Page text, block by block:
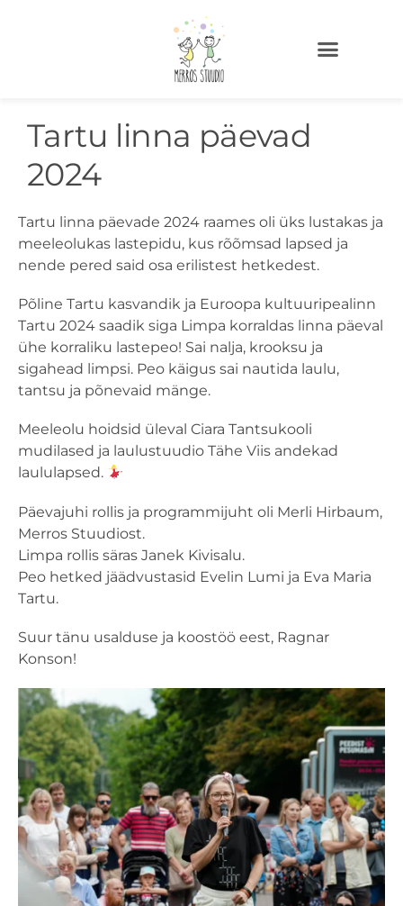
Tartu linna päevad
2024
Tartu linna päevade 2024 raames oli üks lustakas ja
meeleolukas lastepidu, kus rõõmsad lapsed ja
nende pered said osa erilistest hetkedest.
Põline Tartu kasvandik ja Euroopa kultuuripealinn
Tartu 2024 saadik siga Limpa korraldas linna päeval
ühe korraliku lastepeo! Sai nalja, krooksu ja
sigahead limpsi. Peo käigus sai nautida laulu,
tantsu ja põnevaid mänge.
Meeleolu hoidsid üleval Ciara Tantsukooli
mudilased ja laulustuudio Tähe Viis andekad
laululapsed.
Päevajuhi rollis ja programmijuht oli Merli Hirbaum,
Merros Stuudiost.
Limpa rollis säras Janek Kivisalu.
Peo hetked jäädvustasid Evelin Lumi ja Eva Maria
Tartu.
Suur tänu usalduse ja koostöö eest, Ragnar
Konson!